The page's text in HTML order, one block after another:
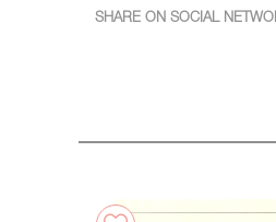
SHARE ON SOCIAL